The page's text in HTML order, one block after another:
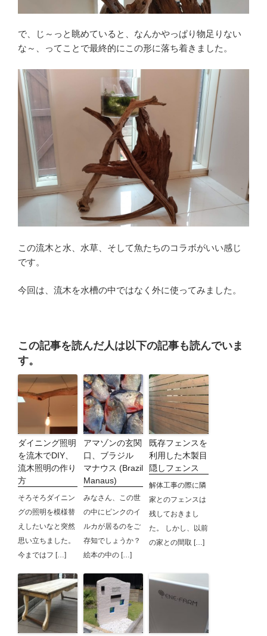
で、じ～っと眺めていると、なんかやっぱり物足りない
な～、ってことで最終的にこの形に落ち着きました。
この流木と水、水草、そして魚たちのコラボがいい感じ
です。
今回は、流木を水槽の中ではなく外に使ってみました。
この記事を読んだ人は以下の記事も読んでいま
す。
ダイニング照明
を流木でDIY、
流木照明の作り
方
そろそろダイニン
グの照明を模様替
えしたいなと突然
思い立ちました。
今まではフ […]
アマゾンの玄関
口、ブラジル
マナウス (Brazil
Manaus)
みなさん、この世
の中にピンクのイ
ルカが居るのをご
存知でしょうか？
絵本の中の […]
既存フェンスを
利用した木製目
隠しフェンス
解体工事の際に隣
家とのフェンスは
残しておきまし
た。 しかし、以前
の家との間取 […]